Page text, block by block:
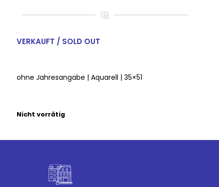
VERKAUFT / SOLD OUT
ohne Jahresangabe | Aquarell | 35×51
Nicht vorrätig